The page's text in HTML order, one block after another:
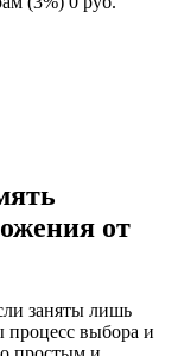
от
заняты лишь
выбора и